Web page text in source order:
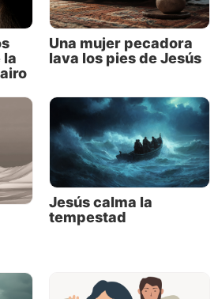
“
¿Podría el verdadero Jesús
la
Una mujer pecadora
lava los pies de Jesús
Jesús calma la
tempestad